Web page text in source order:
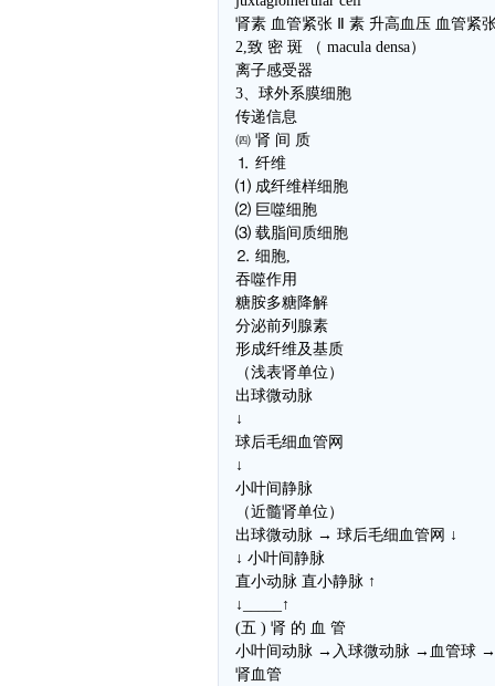
肾素 血管紧张 Ⅱ 素 升高血压 血管紧
2,致 密 斑 （ macula densa）
离子感受器
3、球外系膜细胞
传递信息
㈣ 肾 间 质
⒈ 纤维
⑴ 成纤维样细胞
⑵ 巨噬细胞
⑶ 载脂间质细胞
⒉ 细胞,
吞噬作用
糖胺多糖降解
分泌前列腺素
形成纤维及基质
（浅表肾单位）
出球微动脉
↓
球后毛细血管网
↓
小叶间静脉
（近髓肾单位）
出球微动脉 → 球后毛细血管网 ↓
↓ 小叶间静脉
直小动脉 直小静脉 ↑
↓_____↑
(五 ) 肾 的 血 管
小叶间动脉 →入球微动脉 →血管球
肾血管